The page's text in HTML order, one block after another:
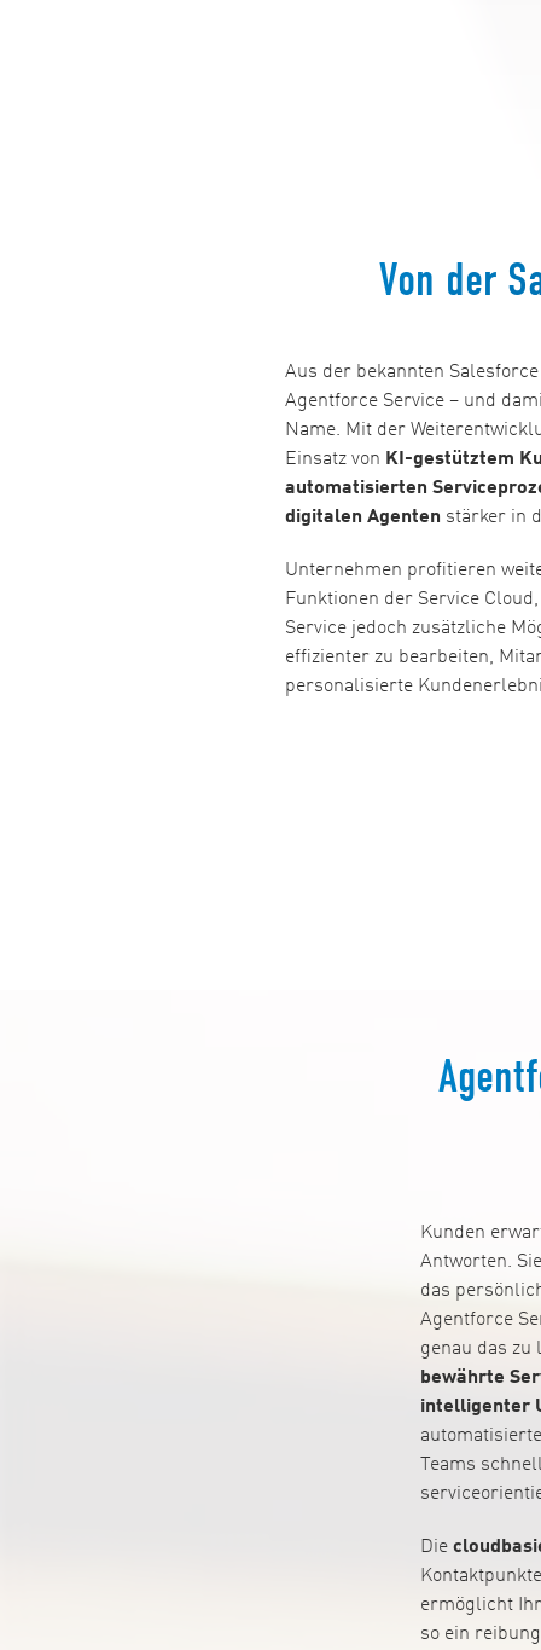
Von der
Aus der bekannten
Agentforce Service – und
Name. Mit der
Einsatz von KI-gestütztem
automatisierten
digitalen Agenten stärker in
Unternehmen profitieren
Funktionen der Service
Service jedoch zusätzliche
effizienter zu bearbeiten,
personalisierte
Kunden
Antworten.
das
Agentforce
genau das zu
bewährte
intelligenter
Teams
Die
ermöglicht
so ein